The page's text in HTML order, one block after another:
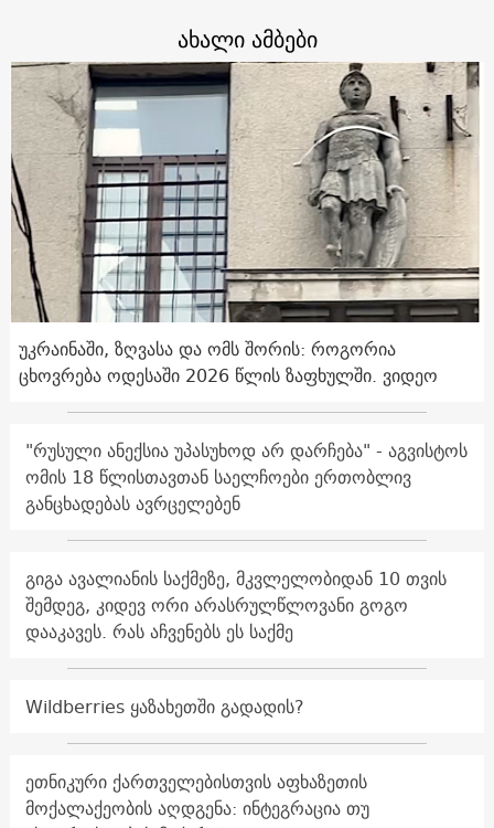
ახალი ამბები
უკრაინაში, ზღვასა და ომს შორის: როგორია
ცხოვრება ოდესაში 2026 წლის ზაფხულში. ვიდეო
"რუსული ანექსია უპასუხოდ არ დარჩება" - აგვისტოს
ომის 18 წლისთავთან საელჩოები ერთობლივ
განცხადებას ავრცელებენ
გიგა ავალიანის საქმეზე, მკვლელობიდან 10 თვის
შემდეგ, კიდევ ორი არასრულწლოვანი გოგო
დააკავეს. რას აჩვენებს ეს საქმე
Wildberries ყაზახეთში გადადის?
ეთნიკური ქართველებისთვის აფხაზეთის
მოქალაქეობის აღდგენა: ინტეგრაცია თუ